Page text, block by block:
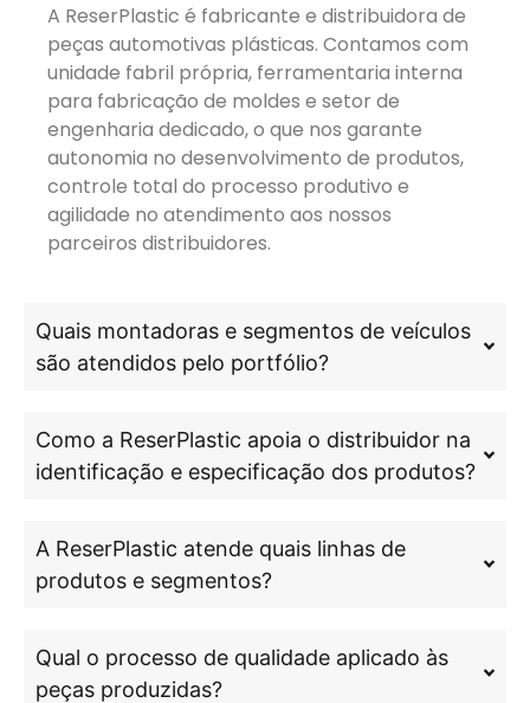
A ReserPlastic é fabricante e distribuidora de
peças automotivas plásticas. Contamos com
unidade fabril própria, ferramentaria interna
para fabricação de moldes e setor de
engenharia dedicado, o que nos garante
autonomia no desenvolvimento de produtos,
controle total do processo produtivo e
agilidade no atendimento aos nossos
parceiros distribuidores.
Quais montadoras e segmentos de veículos
são atendidos pelo portfólio?
Como a ReserPlastic apoia o distribuidor na
identificação e especificação dos produtos?
A ReserPlastic atende quais linhas de
produtos e segmentos?
Qual o processo de qualidade aplicado às
peças produzidas?